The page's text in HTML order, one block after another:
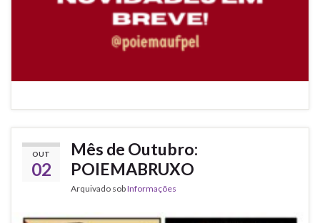
OUT
02
Mês de Outubro:
POIEMABRUXO
Arquivado sobInformações